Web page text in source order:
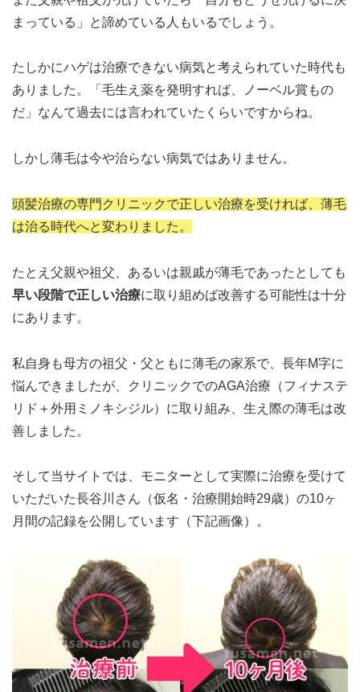
まっている」と諦めている人もいるでしょう。
たしかにハゲは治療できない病気と考えられていた時代も
ありました。「毛生え薬を発明すれば、ノーベル賞もの
だ」なんて過去には言われていたくらいですからね。
しかし薄毛は今や治らない病気ではありません。
頭髪治療の専門クリニックで正しい治療を受ければ、薄毛
は治る時代へと変わりました。
たとえ父親や祖父、あるいは親戚が薄毛であったとしても
早い段階で正しい治療に取り組めば改善する可能性は十分
にあります。
私自身も母方の祖父・父ともに薄毛の家系で、長年M字に
悩んできましたが、クリニックでのAGA治療（フィナステ
リド＋外用ミノキシジル）に取り組み、生え際の薄毛は改
善しました。
そして当サイトでは、モニターとして実際に治療を受けて
いただいた長谷川さん（仮名・治療開始時29歳）の10ヶ
月間の記録を公開しています（下記画像）。